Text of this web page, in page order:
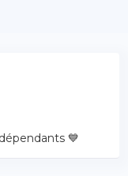
💙